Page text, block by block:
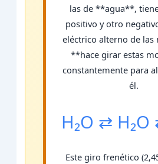
las de **agua**,
positivo y otro
eléctrico alterno de las
**hace girar estas
constantemente para
él.
H₂O ⇄ H₂O
Este giro frenético